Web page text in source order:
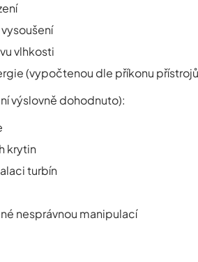
vlhkosti
(vypočtenou dle příkonu
výslovně dohodnuto):
krytin
turbín
nesprávnou manipulací